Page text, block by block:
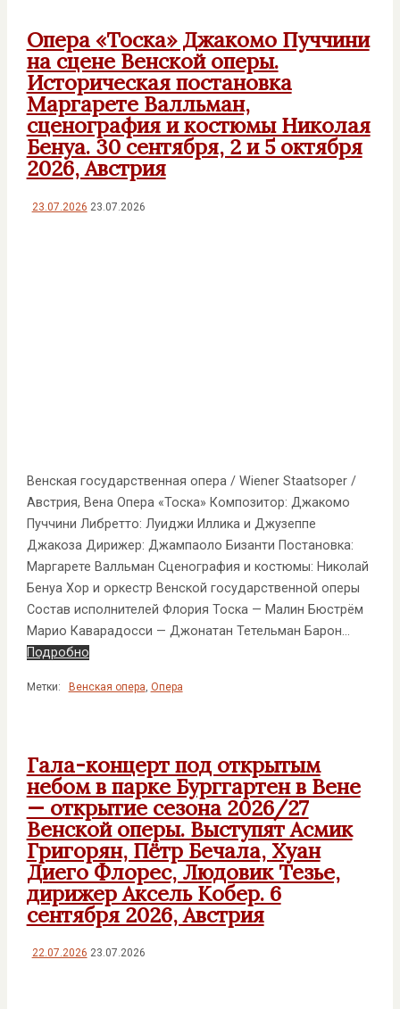
Опера «Тоска» Джакомо Пуччини
на сцене Венской оперы.
Историческая постановка
Маргарете Валльман,
сценография и костюмы Николая
Бенуа. 30 сентября, 2 и 5 октября
2026, Австрия
23.07.2026 23.07.2026
Венская государственная опера / Wiener Staatsoper /
Австрия, Вена Опера «Тоска» Композитор: Джакомо
Пуччини Либретто: Луиджи Иллика и Джузеппе
Джакоза Дирижер: Джампаоло Бизанти Постановка:
Маргарете Валльман Сценография и костюмы: Николай
Бенуа Хор и оркестр Венской государственной оперы
Состав исполнителей Флория Тоска — Малин Бюстрём
Марио Каварадосси — Джонатан Тетельман Барон…
Подробно
Метки: Венская опера, Опера
Гала-концерт под открытым
небом в парке Бурггартен в Вене
— открытие сезона 2026/27
Венской оперы. Выступят Асмик
Григорян, Пётр Бечала, Хуан
Диего Флорес, Людовик Тезье,
дирижер Аксель Кобер. 6
сентября 2026, Австрия
22.07.2026 23.07.2026